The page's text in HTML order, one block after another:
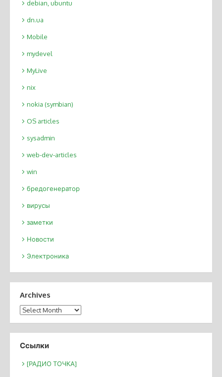
debian, ubuntu
dn.ua
Mobile
mydevel
MyLive
nix
nokia (symbian)
OS articles
sysadmin
web-dev-articles
win
бредогенератор
вирусы
заметки
Новости
Электроника
Archives
Archives
Ссылки
[РАДИО ТОЧКА]